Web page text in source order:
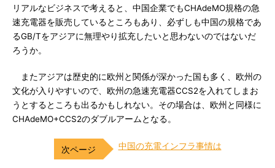
リアルなビジネスで考えると、中国企業でもCHAdeMO規格の急
速充電器を販売しているところもあり、必ずしも中国の規格であ
るGB/Tをアジアに無理やり拡充したいと思わないのではないだ
ろうか。
またアジアは歴史的に欧州と関係が深かった国も多く、欧州の
文化が入りやすいので、欧州の急速充電器CCS2を入れてしまお
うとするところも出るかもしれない。その場合は、欧州と同様に
CHAdeMO+CCS2のダブルアームとなる。
中国の充電インフラ事情は